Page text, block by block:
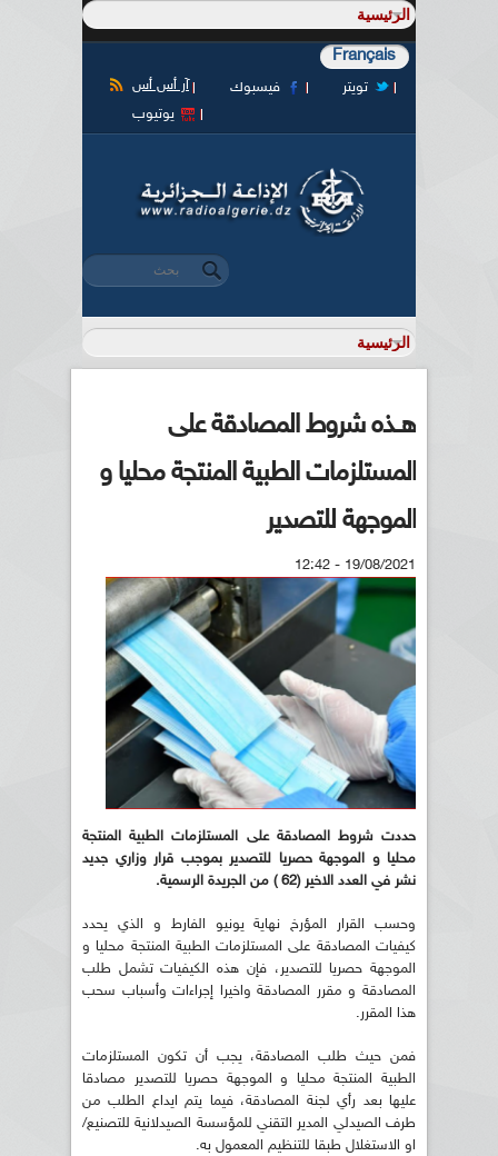
Français
آر أس أس فيسبوك
تويتر
يوتيوب
استمارة البحث
‏بحث ‏
هــذه شروط المصادقة على
المستلزمات الطبية المنتجة محليا و
الموجهة للتصدير
19/08/2021 - 12:42
حددت شروط المصادقة على المستلزمات الطبية المنتجة
محليا و الموجهة حصريا للتصدير بموجب قرار وزاري جديد
نشر في العدد الاخير (62 ) من الجريدة الرسمية.
وحسب القرار المؤرخ نهاية يونيو الفارط و الذي يحدد
كيفيات المصادقة على المستلزمات الطبية المنتجة محليا و
الموجهة حصريا للتصدير، فإن هذه الكيفيات تشمل طلب
المصادقة و مقرر المصادقة واخيرا إجراءات وأسباب سحب
هذا المقرر.
فمن حيث طلب المصادقة، يجب أن تكون المستلزمات
الطبية المنتجة محليا و الموجهة حصريا للتصدير مصادقا
عليها بعد رأي لجنة المصادقة، فيما يتم ايداع الطلب من
طرف الصيدلي المدير التقني للمؤسسة الصيدلانية للتصنيع/
او الاستغلال طبقا للتنظيم المعمول به.